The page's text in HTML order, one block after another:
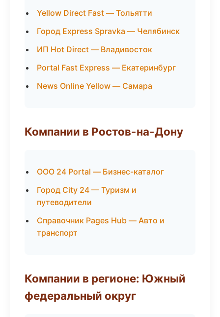
Yellow Direct Fast — Тольятти
Город Express Spravka — Челябинск
ИП Hot Direct — Владивосток
Portal Fast Express — Екатеринбург
News Online Yellow — Самара
Компании в Ростов-на-Дону
ООО 24 Portal — Бизнес-каталог
Город City 24 — Туризм и
путеводители
Справочник Pages Hub — Авто и
транспорт
Компании в регионе: Южный
федеральный округ